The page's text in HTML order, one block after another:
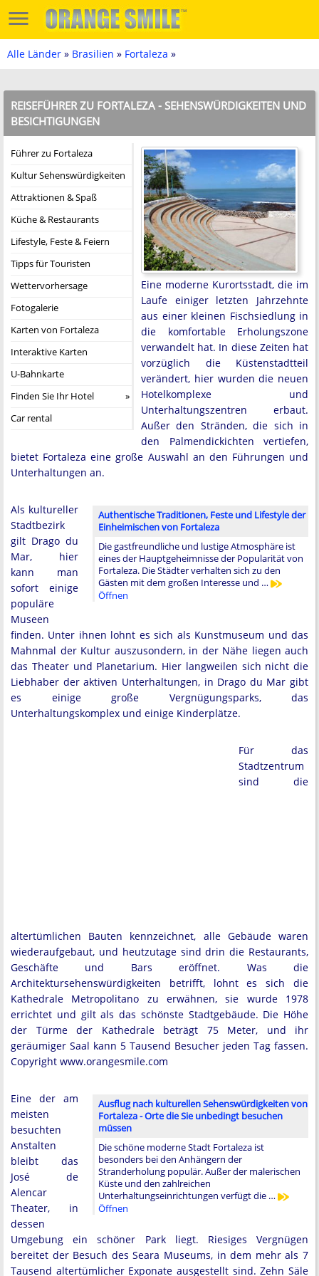
Alle Länder » Brasilien » Fortaleza »
REISEFÜHRER ZU FORTALEZA - SEHENSWÜRDIGKEITEN UND
BESICHTIGUNGEN
Führer zu Fortaleza
Kultur Sehenswürdigkeiten
Attraktionen & Spaß
Küche & Restaurants
Lifestyle, Feste & Feiern
Tipps für Touristen
Wettervorhersage
Fotogalerie
Karten von Fortaleza
Interaktive Karten
U-Bahnkarte
Finden Sie Ihr Hotel
Car rental
Eine moderne Kurortsstadt, die im
Laufe einiger letzten Jahrzehnte
aus einer kleinen Fischsiedlung in
die komfortable Erholungszone
verwandelt hat. In diese Zeiten hat
vorzüglich die Küstenstadtteil
verändert, hier wurden die neuen
Hotelkomplexe und
Unterhaltungszentren erbaut.
Außer den Stränden, die sich in
den Palmendickichten vertiefen,
bietet Fortaleza eine große Auswahl an den Führungen und
Unterhaltungen an.
Authentische Traditionen, Feste und Lifestyle der
Einheimischen von Fortaleza
Die gastfreundliche und lustige Atmosphäre ist
eines der Hauptgeheimnisse der Popularität von
Fortaleza. Die Städter verhalten sich zu den
Gästen mit dem großen Interesse und …
Öffnen
Als kultureller
Stadtbezirk
gilt Drago du
Mar, hier
kann man
sofort einige
populäre
Museen
finden. Unter ihnen lohnt es sich als Kunstmuseum und das
Mahnmal der Kultur auszusondern, in der Nähe liegen auch
das Theater und Planetarium. Hier langweilen sich nicht die
Liebhaber der aktiven Unterhaltungen, in Drago du Mar gibt
es einige große Vergnügungsparks, das
Unterhaltungskomplex und einige Kinderplätze.
Für das
Stadtzentrum
sind die
altertümlichen Bauten kennzeichnet, alle Gebäude waren
wiederaufgebaut, und heutzutage sind drin die Restaurants,
Geschäfte und Bars eröffnet. Was die
Architektursehenswürdigkeiten betrifft, lohnt es sich die
Kathedrale Metropolitano zu erwähnen, sie wurde 1978
errichtet und gilt als das schönste Stadtgebäude. Die Höhe
der Türme der Kathedrale beträgt 75 Meter, und ihr
geräumiger Saal kann 5 Tausend Besucher jeden Tag fassen.
Copyright www.orangesmile.com
Ausflug nach kulturellen Sehenswürdigkeiten von
Fortaleza - Orte die Sie unbedingt besuchen
müssen
Die schöne moderne Stadt Fortaleza ist
besonders bei den Anhängern der
Stranderholung populär. Außer der malerischen
Küste und den zahlreichen
Unterhaltungseinrichtungen verfügt die …
Öffnen
Eine der am
meisten
besuchten
Anstalten
bleibt das
José de
Alencar
Theater, in
dessen
Umgebung ein schöner Park liegt. Riesiges Vergnügen
bereitet der Besuch des Seara Museums, in dem mehr als 7
Tausend altertümlicher Exponate ausgestellt sind. Zehn Säle